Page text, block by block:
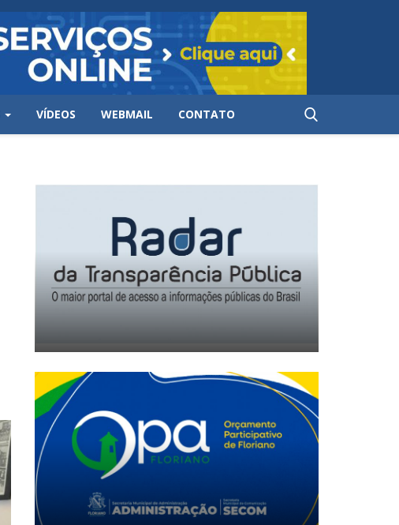
VÍDEOS WEBMAIL CONTATO